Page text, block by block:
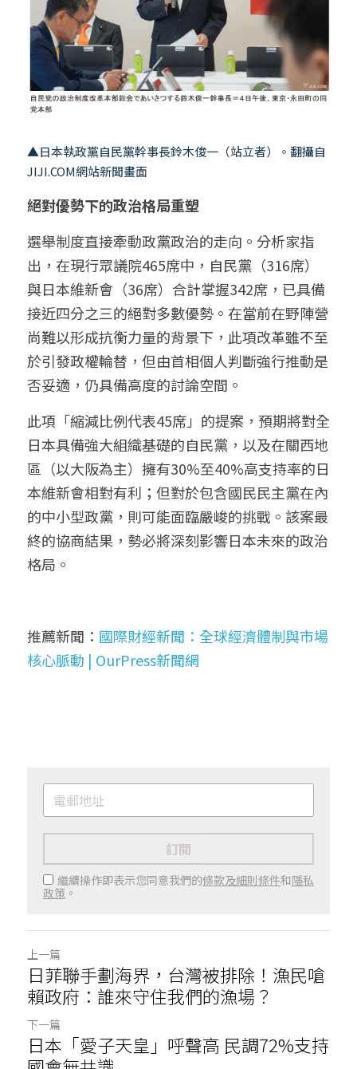
▲日本執政黨自民黨幹事長鈴木俊一（站立者）。翻攝自
JIJI.COM網站新聞畫面
絕對優勢下的政治格局重塑
選舉制度直接牽動政黨政治的走向。分析家指
出，在現行眾議院465席中，自民黨（316席）
與日本維新會（36席）合計掌握342席，已具備
接近四分之三的絕對多數優勢。在當前在野陣營
尚難以形成抗衡力量的背景下，此項改革雖不至
於引發政權輪替，但由首相個人判斷強行推動是
否妥適，仍具備高度的討論空間。
此項「縮減比例代表45席」的提案，預期將對全
日本具備強大組織基礎的自民黨，以及在關西地
區（以大阪為主）擁有30%至40%高支持率的日
本維新會相對有利；但對於包含國民民主黨在內
的中小型政黨，則可能面臨嚴峻的挑戰。該案最
終的協商結果，勢必將深刻影響日本未來的政治
格局。
推薦新聞： 國際財經新聞：全球經濟體制與市場
核心脈動 | OurPress新聞網
訂閱
繼續操作即表示您同意我們的條款及細則條件和隱私
政策 。
上一篇
日菲聯手劃海界，台灣被排除！漁民嗆
賴政府：誰來守住我們的漁場？
下一篇
日本「愛子天皇」呼聲高 民調72%支持